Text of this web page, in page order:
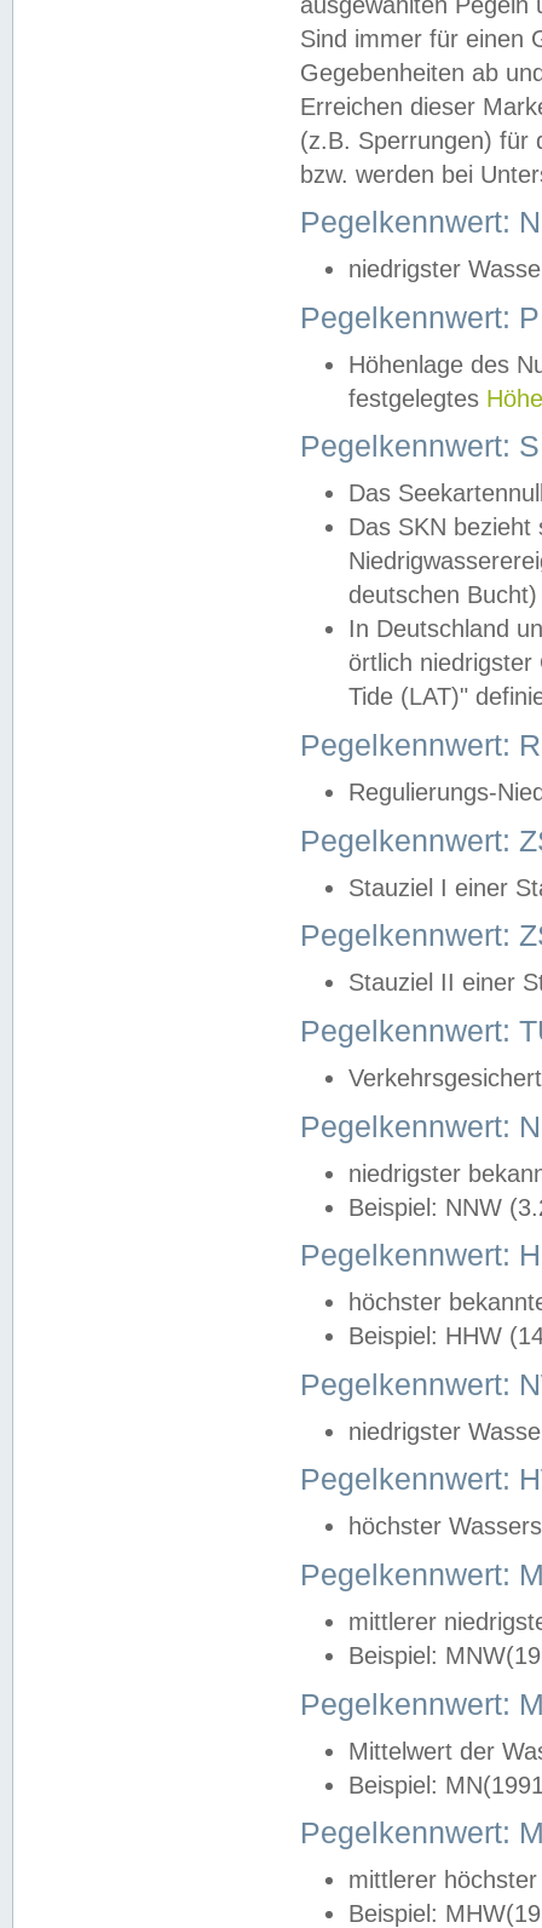
Sind immer für einen
Gegebenheiten ab
Erreichen dieser
(z.B. Sperrungen) für
bzw. werden bei
Pegelkennwert:
niedrigster
Pegelkennwert:
Höhenlage des
festgelegtes
Pegelkennwert:
Das
Das SKN
deutschen
In Deutschland
örtlich
Tide (LAT)"
Pegelkennwert:
Regulierungs-
Pegelkennwert:
Stauziel I einer
Pegelkennwert:
Stauziel II einer
Pegelkennwert:
Pegelkennwert:
niedrigster
Beispiel: NNW
Pegelkennwert:
höchster
Beispiel: HHW
Pegelkennwert:
niedrigster
Pegelkennwert:
höchster
Pegelkennwert:
mittlerer
Beispiel:
Pegelkennwert:
Mittelwert der
Beispiel:
Pegelkennwert:
mittlerer
Beispiel: